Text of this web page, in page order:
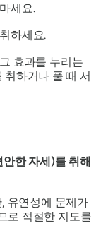
세요.
하세요.
효과를 누리는
하거나 풀 때 서
안한 자세)를 취해
유연성에 문제가
로 적절한 지도를